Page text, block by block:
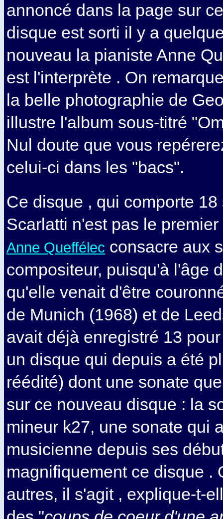
annoncé dans la page sur
disque est sorti il y a
nouveau la pianiste Anne
est l'interprète . On
la belle photographie de
illustre l'album sous-titré
Nul doute que vous
celui-ci dans les "bacs".
Ce disque , qui comporte
Scarlatti n'est pas le
Anne Queffélec consacre aux
compositeur, puisqu'à l'âge
qu'elle venait d'être
de Munich (1968) et de
avait déjà enregistré 13
un disque qui depuis a été
réédité) dont une sonate
sur ce nouveau disque : la
mineur k27, une sonate qui
musicienne depuis ses
magnifiquement ce disque .
autres, il s'agit , explique-t-